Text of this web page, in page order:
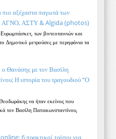
πιο αξέχαστα παγωτά των
ΑΣΤΥ & Algida (photos)
των βιντεοταινιών και
Δημοτικό μετρούσες με περηφάνια τα
ο Θανάσης με τον Βασίλη
Η ιστορία του τραγουδιού “Ο
να ήταν εκείνος που
τον Βασίλη Παπακωνσταντίνου,
6 πρακτικοί τρόποι για